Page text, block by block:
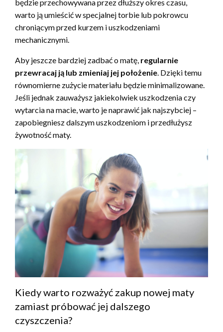
będzie przechowywana przez dłuższy okres czasu,
warto ją umieścić w specjalnej torbie lub pokrowcu
chroniącym przed kurzem i uszkodzeniami
mechanicznymi.
Aby jeszcze bardziej zadbać o matę, regularnie
przewracaj ją lub zmieniaj jej położenie . Dzięki temu
równomierne zużycie materiału będzie minimalizowane.
Jeśli jednak zauważysz jakiekolwiek uszkodzenia czy
wytarcia na macie, warto je naprawić jak najszybciej –
zapobiegniesz dalszym uszkodzeniom i przedłużysz
żywotność maty.
Kiedy warto rozważyć zakup nowej maty
zamiast próbować jej dalszego
czyszczenia?